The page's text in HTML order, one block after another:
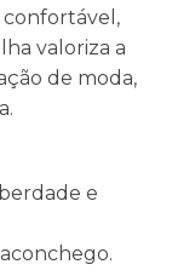
valoriza a
de moda,
e